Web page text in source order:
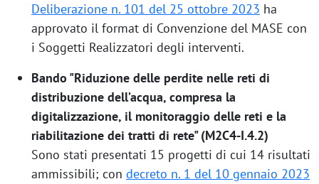
Deliberazione n. 101 del 25 ottobre 2023 ha
approvato il format di Convenzione del MASE con
i Soggetti Realizzatori degli interventi.
Bando "Riduzione delle perdite nelle reti di
distribuzione dell’acqua, compresa la
digitalizzazione, il monitoraggio delle reti e la
riabilitazione dei tratti di rete" (M2C4-I.4.2)
​​​Sono stati presentati 15 progetti di cui 14 risultati
ammissibili; con decreto n. 1 del 10 gennaio 2023